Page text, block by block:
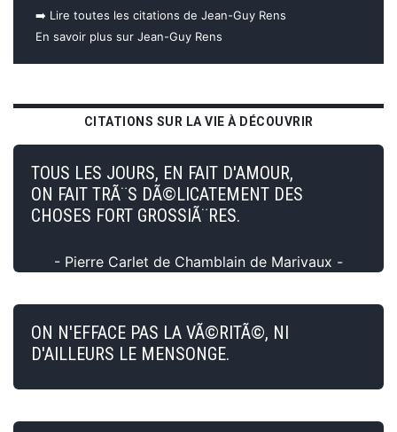
➡️ Lire toutes les citations de Jean-Guy Rens
En savoir plus sur Jean-Guy Rens
CITATIONS SUR LA VIE À DÉCOUVRIR
TOUS LES JOURS, EN FAIT D'AMOUR,
ON FAIT TRÃ¨S DÃ©LICATEMENT DES
CHOSES FORT GROSSIÃ¨RES.
- Pierre Carlet de Chamblain de Marivaux -
ON N'EFFACE PAS LA VÃ©RITÃ©, NI
D'AILLEURS LE MENSONGE.